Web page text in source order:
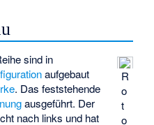
R
o
t
o
sind in
aufgebaut
. Das feststehende
ausgeführt. Der
nach links und hat